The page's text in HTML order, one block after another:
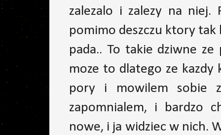
zalezalo i zalezy na
pomimo deszczu ktory tak
pada.. To takie dziwne
moze to dlatego ze
pory i mowilem sobie
zapomnialem, i bardzo
nowe, i ja widziec w nich.